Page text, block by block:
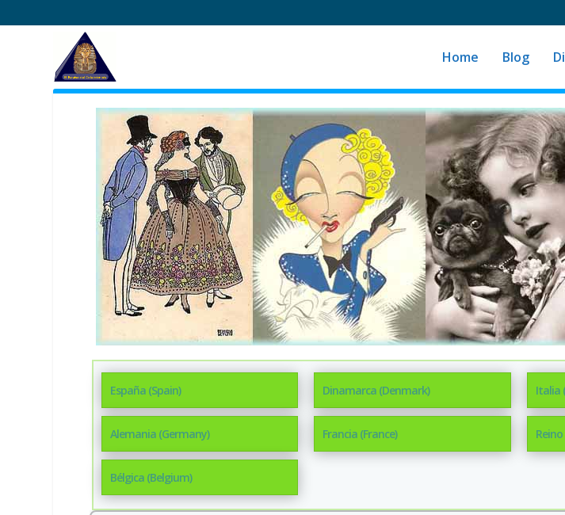
Home Blog
España (Spain)
Alemania (Germany)
Bélgica (Belgium)
Dinamarca (Denmark)
Francia (France)
Italia